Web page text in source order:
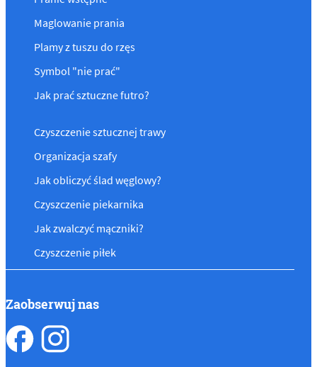
Maglowanie prania
Plamy z tuszu do rzęs
Symbol "nie prać"
Jak prać sztuczne futro?
Czyszczenie sztucznej trawy
Organizacja szafy
Jak obliczyć ślad węglowy?
Czyszczenie piekarnika
Jak zwalczyć mączniki?
Czyszczenie piłek
Zaobserwuj nas